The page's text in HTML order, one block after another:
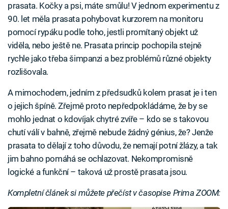
prasata. Kočky a psi, máte smůlu! V jednom experimentu z
90. let měla prasata pohybovat kurzorem na monitoru
pomocí rypáku podle toho, jestli promítaný objekt už
viděla, nebo ještě ne. Prasata princip pochopila stejně
rychle jako třeba šimpanzi a bez problémů různé objekty
rozlišovala.
A mimochodem, jedním z předsudků kolem prasat je i ten
o jejich špíně. Zřejmě proto nepředpokládáme, že by se
mohlo jednat o kdovíjak chytré zvíře – kdo se s takovou
chutí válí v bahně, zřejmě nebude žádný génius, že? Jenže
prasata to dělají z toho důvodu, že nemají potní žlázy, a tak
jim bahno pomáhá se ochlazovat. Nekompromisně
logické a funkční – taková už prostě prasata jsou.
Kompletní článek si můžete přečíst v časopise Prima ZOOM: